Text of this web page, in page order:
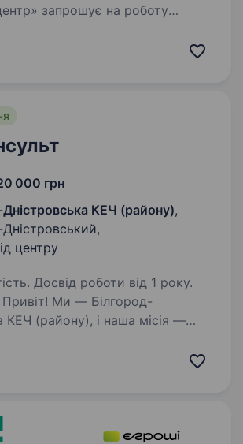
запрошує на роботу
Базова загальна середня освіта,
000 грн
Дністровська КЕЧ (району),
центру
Досвід роботи від 1 року.
КЕЧ (району), і наша місія —
для захисту